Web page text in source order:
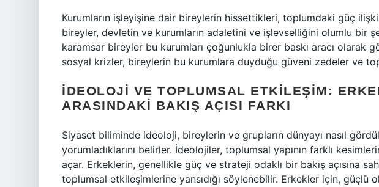
Kurumların işleyişine dair bireylerin hissettikleri, toplumdaki güç
bireyler, devletin ve kurumların adaletini ve işlevselliğini olumlu bir
karamsar bireyler bu kurumları çoğunlukla birer baskı aracı olarak
sosyal krizler, bireylerin bu kurumlara duyduğu güveni zedeler ve
İDEOLOJI VE TOPLUMSAL ETKILEŞIM:
ARASINDAKI BAKIŞ AÇISI FARKI
Siyaset biliminde ideoloji, bireylerin ve grupların dünyayı nasıl
yorumladıklarını belirler. İdeolojiler, toplumsal yapının farklı
açar. Erkeklerin, genellikle güç ve strateji odaklı bir bakış açısına
toplumsal etkileşimlerine yansıdığı söylenebilir. Erkekler için, güçlü